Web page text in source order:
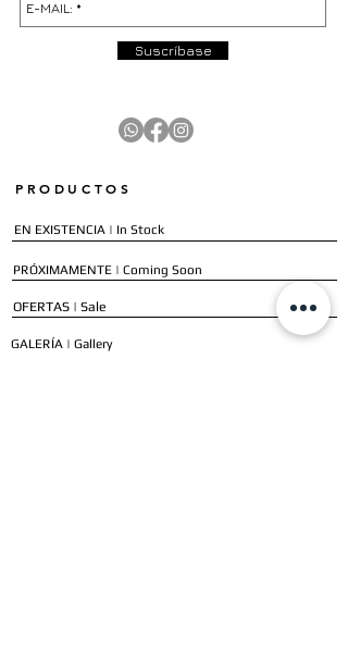
Suscríbase
PRODUCTOS
EN EXISTENCIA | In Stock
PRÓXIMAMENTE | Coming Soon
OFERTAS | Sale
GALERÍA | Gallery